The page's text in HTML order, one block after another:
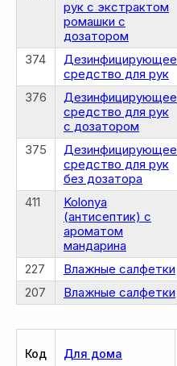
рук с экстрактом
ромашки с
дозатором
374
Дезинфицирующее
средство для рук
376
Дезинфицирующее
средство для рук
с дозатором
375
Дезинфицирующее
средство для рук
без дозатора
411
Kolonya
(антисептик) с
ароматом
мандарина
227 Влажные салфетки
207
Влажные салфетки
Код Для дома